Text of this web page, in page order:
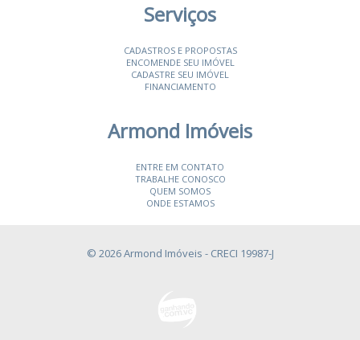
Serviços
CADASTROS E PROPOSTAS
ENCOMENDE SEU IMÓVEL
CADASTRE SEU IMÓVEL
FINANCIAMENTO
Armond Imóveis
ENTRE EM CONTATO
TRABALHE CONOSCO
QUEM SOMOS
ONDE ESTAMOS
© 2026 Armond Imóveis - CRECI 19987-J